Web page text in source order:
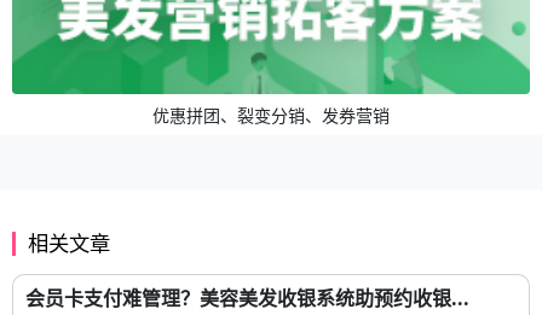
优惠拼团、裂变分销、发券营销
相关文章
会员卡支付难管理？美容美发收银系统助预约收银...